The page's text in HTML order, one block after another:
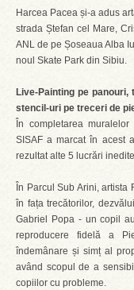
Harcea Pacea și-a adus
strada Ștefan cel Mare,
ANL de pe Șoseaua Alba
noul Skate Park din Sibiu.
Live-Painting pe
stencil-uri pe treceri de
În completarea
SISAF a marcat în acest
rezultat alte 5 lucrări
În Parcul Sub Arini,
în fața trecătorilor,
Gabriel Popa - un copil
reproducere fidelă a
îndemânare și simț al
având scopul de a
copiilor cu probleme.